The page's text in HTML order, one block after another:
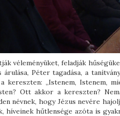
véleményüket, feladják
Péter tagadása, a
kereszten: „Istenem, Istenem,
Ott akkor a kereszten?
névnek, hogy Jézus nevére
híveinek hűtlensége azóta is